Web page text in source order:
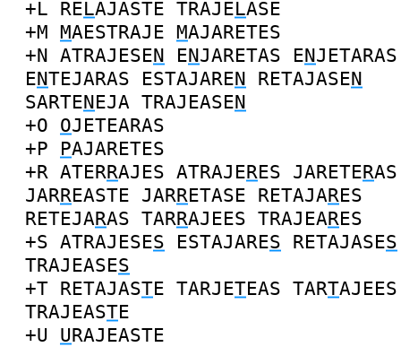
+L RELAJASTE TRAJELASE
+M MAESTRAJE MAJARETES
+N ATRAJESEN ENJARETAS ENJETARAS
ENTEJARAS ESTAJAREN RETAJASEN
SARTENEJA TRAJEASEN
+O OJETEARAS
+P PAJARETES
+R ATERRAJES ATRAJERES JARETERAS
JARREASTE JARRETASE RETAJARES
RETEJARAS TARRAJEES TRAJEARES
+S ATRAJESES ESTAJARES RETAJASES
TRAJEASES
+T RETAJASTE TARJETEAS TARTAJEES
TRAJEASTE
+U URAJEASTE